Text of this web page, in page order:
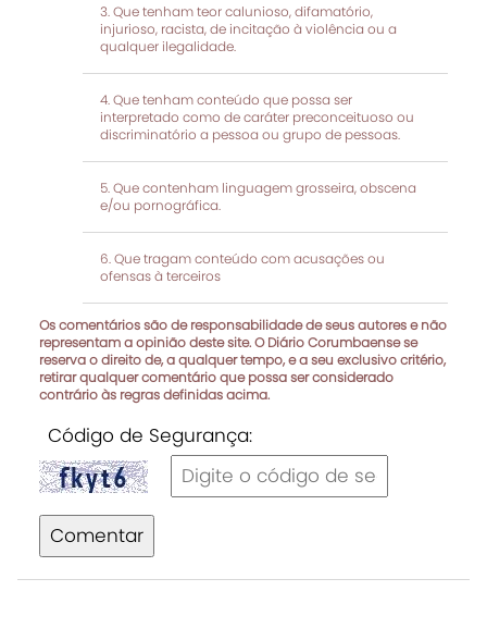
Que tenham teor calunioso, difamatório,
injurioso, racista, de incitação à violência ou a
qualquer ilegalidade.
Que tenham conteúdo que possa ser
interpretado como de caráter preconceituoso ou
discriminatório a pessoa ou grupo de pessoas.
Que contenham linguagem grosseira, obscena
e/ou pornográfica.
Que tragam conteúdo com acusações ou
ofensas à terceiros
Os comentários são de responsabilidade de seus autores e não
representam a opinião deste site. O Diário Corumbaense se
reserva o direito de, a qualquer tempo, e a seu exclusivo critério,
retirar qualquer comentário que possa ser considerado
contrário às regras definidas acima.
Código de Segurança:
Comentar